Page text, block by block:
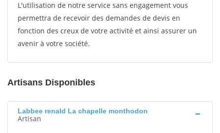
L'utilisation de notre service sans engagement vous
permettra de recevoir des demandes de devis en
fonction des creux de votre activité et ainsi assurer un
avenir à votre société.
Artisans Disponibles
Labbee renald La chapelle monthodon
Artisan